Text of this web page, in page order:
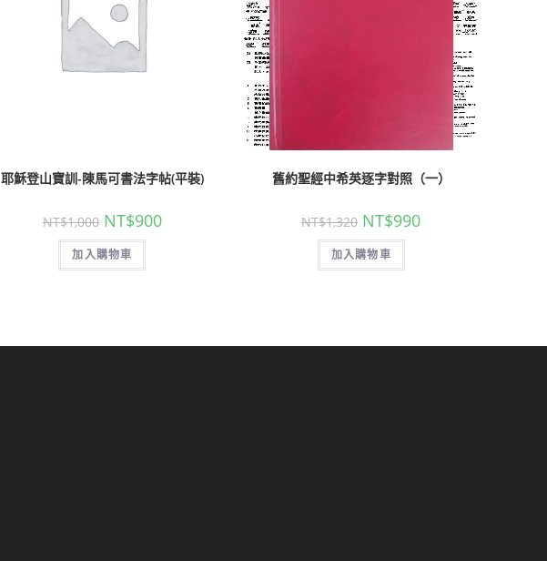
耶穌登山寶訓-陳馬可書法字帖(平裝)
NT$1,000 NT$900
加入購物車
舊約聖經中希英逐字對照（一）
NT$1,320 NT$990
加入購物車